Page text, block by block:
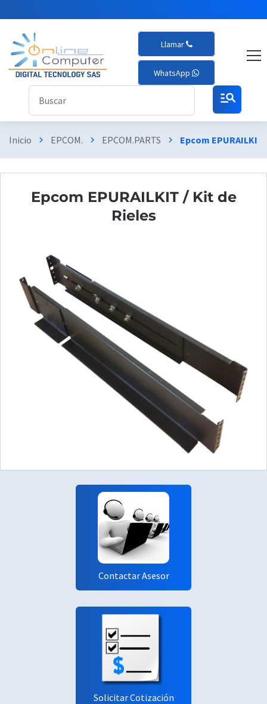
Llamar
WhatsApp
manage_search
Inicio chevron_right EPCOM. chevron_right EPCOM.PARTS chevron_right Epcom
Epcom EPURAILKIT / Kit de
Rieles
Contactar Asesor
Solicitar Cotización